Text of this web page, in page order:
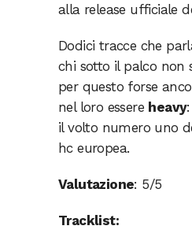
alla release ufficiale
Dodici tracce che
chi sotto il palco non
per questo forse
nel loro essere heavy
il volto numero uno
hc europea.
Valutazione: 5/5
Tracklist: